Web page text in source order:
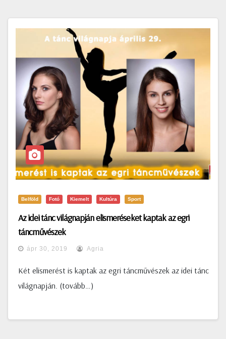
Belföld Fotó Kiemelt Kultúra Sport
Az idei tánc világnapján elismeréseket kaptak az egri
táncművészek
ápr 30, 2019 Agria
Két elismerést is kaptak az egri táncművészek az idei tánc
világnapján. (tovább…)